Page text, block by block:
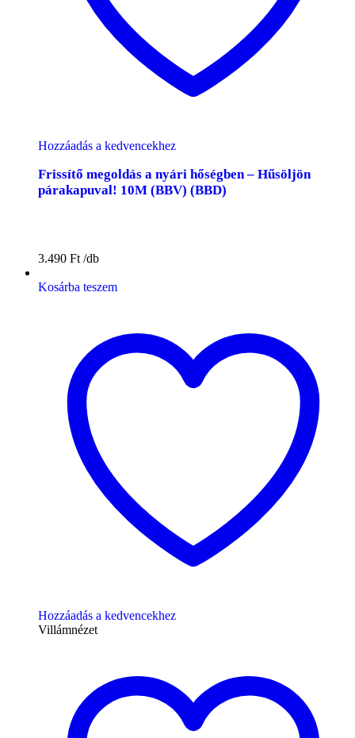
Hozzáadás a kedvencekhez
Frissítő megoldás a nyári hőségben – Hűsöljön
párakapuval! 10M (BBV) (BBD)
3.490 Ft
Kosárba teszem
Hozzáadás a kedvencekhez
Villámnézet